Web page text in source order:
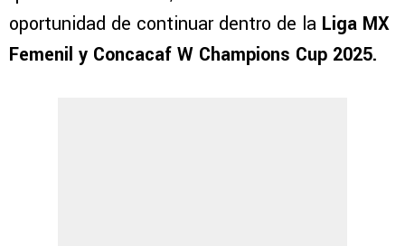
oportunidad de continuar dentro de la Liga MX
Femenil y Concacaf W Champions Cup 2025.